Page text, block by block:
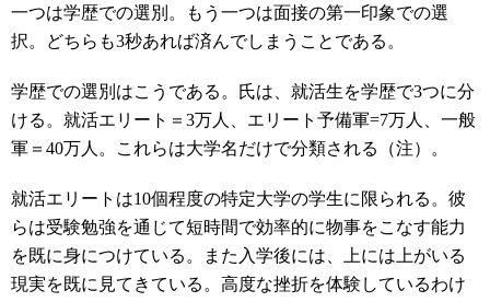
一つは学歴での選別。もう一つは面接の第一印象での選
択。どちらも3秒あれば済んでしまうことである。
学歴での選別はこうである。氏は、就活生を学歴で3つに分
ける。就活エリート＝3万人、エリート予備軍=7万人、一般
軍＝40万人。これらは大学名だけで分類される（注）。
就活エリートは10個程度の特定大学の学生に限られる。彼
らは受験勉強を通じて短時間で効率的に物事をこなす能力
を既に身につけている。また入学後には、上には上がいる
現実を既に見てきている。高度な挫折を体験しているわけ